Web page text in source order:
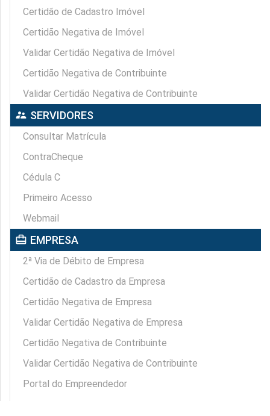
Certidão de Cadastro Imóvel
Certidão Negativa de Imóvel
Validar Certidão Negativa de Imóvel
Certidão Negativa de Contribuinte
Validar Certidão Negativa de Contribuinte
supervisor_account SERVIDORES
Consultar Matrícula
ContraCheque
Cédula C
Primeiro Acesso
Webmail
card_travel EMPRESA
2ª Via de Débito de Empresa
Certidão de Cadastro da Empresa
Certidão Negativa de Empresa
Validar Certidão Negativa de Empresa
Certidão Negativa de Contribuinte
Validar Certidão Negativa de Contribuinte
Portal do Empreendedor